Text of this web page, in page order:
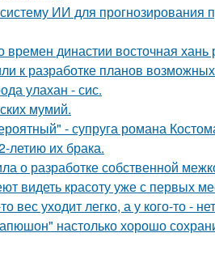
ИИ для прогнозирования
времен династии восточная
к разработке планов
улахан - сис.
мумий.
- супруга романа
летию их брака.
о разработке собственной
видеть красоту уже с первых
вес уходит легко, а у кого-то -
настолько хорошо